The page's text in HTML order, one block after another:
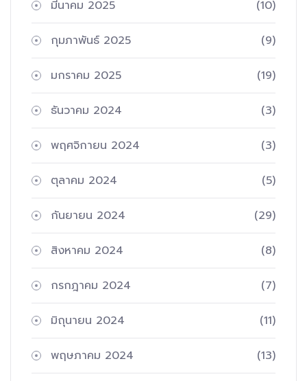
มีนาคม 2025 (10)
กุมภาพันธ์ 2025 (9)
มกราคม 2025 (19)
ธันวาคม 2024 (3)
พฤศจิกายน 2024 (3)
ตุลาคม 2024 (5)
กันยายน 2024 (29)
สิงหาคม 2024 (8)
กรกฎาคม 2024 (7)
มิถุนายน 2024 (11)
พฤษภาคม 2024 (13)